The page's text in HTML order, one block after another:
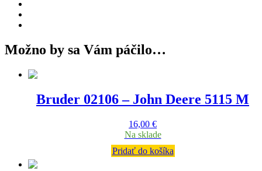
Možno by sa Vám páčilo…
Bruder 02106 – John Deere 5115 M
16,00 €
Na sklade
Pridať do košíka